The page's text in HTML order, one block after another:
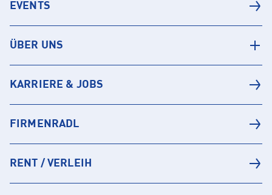
EVENTS
ÜBER UNS
KARRIERE & JOBS
FIRMENRADL
RENT / VERLEIH